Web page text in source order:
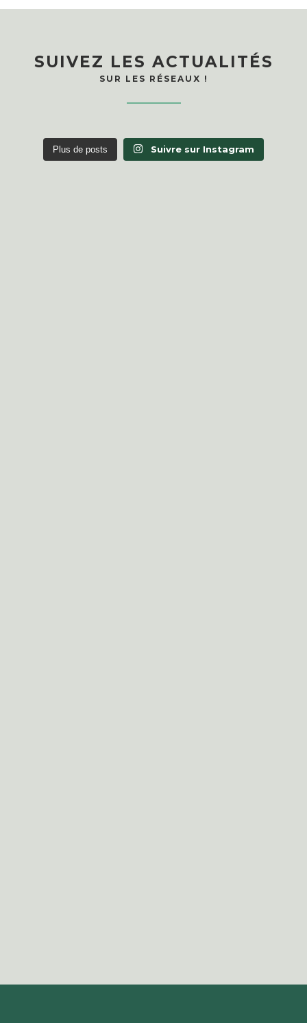
SUIVEZ LES ACTUALITÉS
SUR LES RÉSEAUX !
Plus de posts Suivre sur Instagram